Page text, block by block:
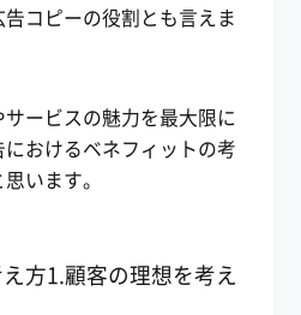
コピーの役割とも言えま
ービスの魅力を最大限に
おけるベネフィットの考
います。
方1.顧客の理想を考え